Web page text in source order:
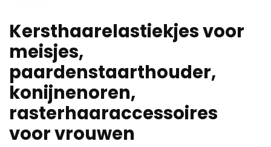
Kersthaarelastiekjes voor
meisjes,
paardenstaarthouder,
konijnenoren,
rasterhaaraccessoires
voor vrouwen